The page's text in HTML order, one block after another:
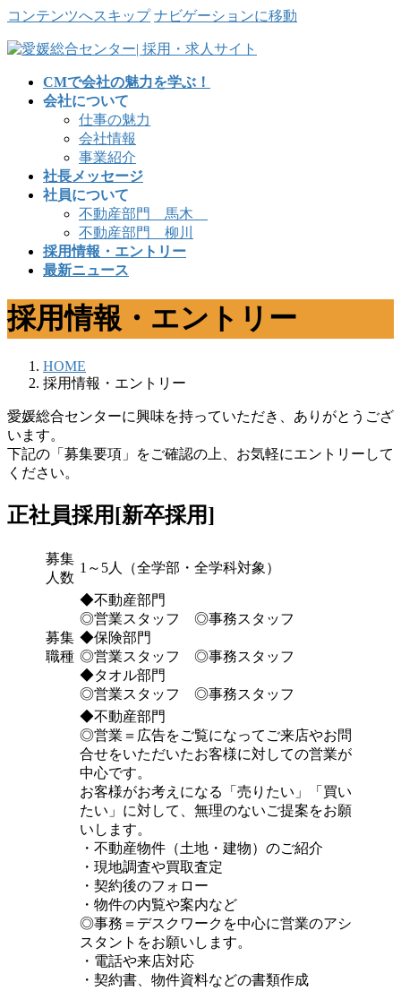
コンテンツへスキップ ナビゲーションに移動
CMで会社の魅力を学ぶ！
会社について
仕事の魅力
会社情報
事業紹介
社長メッセージ
社員について
不動産部門 馬木
不動産部門 柳川
採用情報・エントリー
最新ニュース
採用情報・エントリー
HOME
採用情報・エントリー
愛媛総合センターに興味を持っていただき、ありがとうござ
います。
下記の「募集要項」をご確認の上、お気軽にエントリーして
ください。
正社員採用[新卒採用]
募集
人数
1～5人（全学部・全学科対象）
募集
職種
◆不動産部門
◎営業スタッフ ◎事務スタッフ
◆保険部門
◎営業スタッフ ◎事務スタッフ
◆タオル部門
◎営業スタッフ ◎事務スタッフ
◆不動産部門
◎営業＝広告をご覧になってご来店やお問
合せをいただいたお客様に対しての営業が
中心です。
お客様がお考えになる「売りたい」「買い
たい」に対して、無理のないご提案をお願
いします。
・不動産物件（土地・建物）のご紹介
・現地調査や買取査定
・契約後のフォロー
・物件の内覧や案内など
◎事務＝デスクワークを中心に営業のアシ
スタントをお願いします。
・電話や来店対応
・契約書、物件資料などの書類作成